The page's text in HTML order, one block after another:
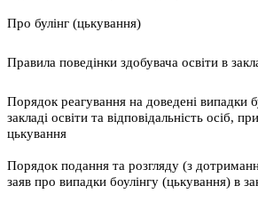
Про булінг (цькування)
Правила поведінки здобувача освіти в
Порядок реагування на доведені випадки
закладі освіти та відповідальність осіб,
цькування
Порядок подання та розгляду (з
заяв про випадки боулінгу (цькування) в